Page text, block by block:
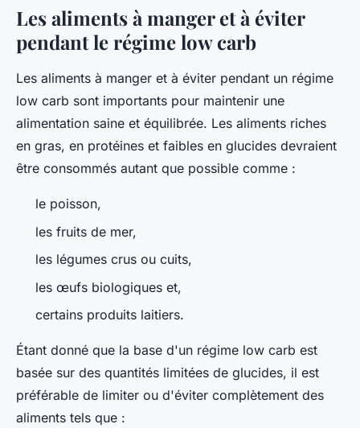
Les aliments à manger et à éviter
pendant le régime low carb
Les aliments à manger et à éviter pendant un régime
low carb sont importants pour maintenir une
alimentation saine et équilibrée. Les aliments riches
en gras, en protéines et faibles en glucides devraient
être consommés autant que possible comme :
le poisson,
les fruits de mer,
les légumes crus ou cuits,
les œufs biologiques et,
certains produits laitiers.
Étant donné que la base d'un régime low carb est
basée sur des quantités limitées de glucides, il est
préférable de limiter ou d'éviter complètement des
aliments tels que :